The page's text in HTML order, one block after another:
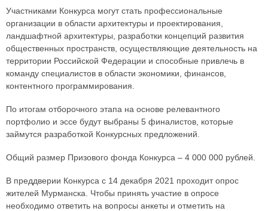
Участниками Конкурса могут стать профессиональные
организации в области архитектуры и проектирования,
ландшафтной архитектуры, разработки концепций развития
общественных пространств, осуществляющие деятельность на
территории Российской Федерации и способные привлечь в
команду специалистов в области экономики, финансов,
контентного программирования.
По итогам отборочного этапа на основе релевантного
портфолио и эссе будут выбраны 5 финалистов, которые
займутся разработкой Конкурсных предложений.
Общий размер Призового фонда Конкурса – 4 000 000 рублей.
В преддверии Конкурса с 14 декабря 2021 проходит опрос
жителей Мурманска. Чтобы принять участие в опросе
необходимо ответить на вопросы анкеты и отметить на